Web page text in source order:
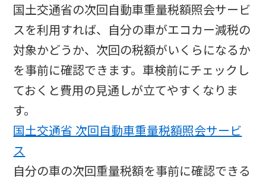
国土交通省の次回自動車重量税額照会サービ
スを利用すれば、自分の車がエコカー減税の
対象かどうか、次回の税額がいくらになるか
を事前に確認できます。車検前にチェックし
ておくと費用の見通しが立てやすくなりま
す。​
国土交通省 次回自動車重量税額照会サービ
ス
自分の車の次回重量税額を事前に確認できる